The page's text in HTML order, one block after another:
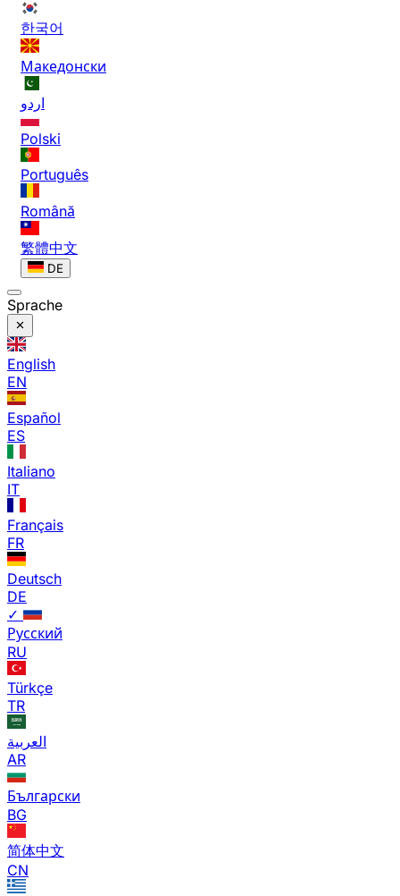
한국어
Македонски
اردو
Polski
Português
Română
繁體中文
DE
Sprache
English
EN
Español
ES
Italiano
IT
Français
FR
Deutsch
DE
✓
Русский
RU
Türkçe
TR
العربية
AR
Български
BG
简体中文
CN